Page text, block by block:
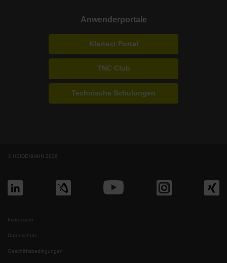
Anwenderportale
Klartext Portal
TNC Club
Technische Schulungen
© HEIDENHAIN 2026
Impressum
Datenschutz
Geschäftsbedingungen